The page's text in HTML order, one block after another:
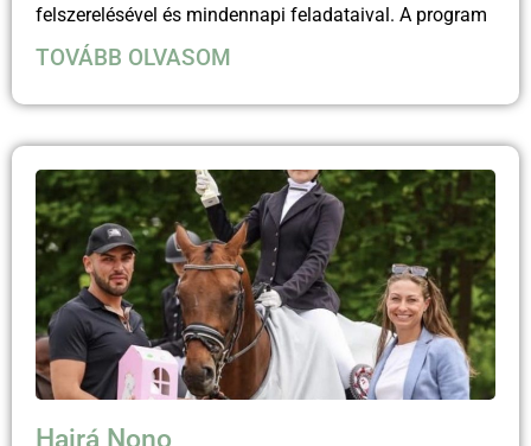
felszerelésével és mindennapi feladataival. A program
TOVÁBB OLVASOM